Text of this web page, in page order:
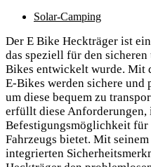
Solar-Camping
Der E Bike Heckträger ist
das speziell für den
Bikes entwickelt wurde. Mit
E-Bikes werden sichere und
um diese bequem zu
erfüllt diese Anforderungen,
Befestigungsmöglichkeit für
Fahrzeugs bietet. Mit
integrierten